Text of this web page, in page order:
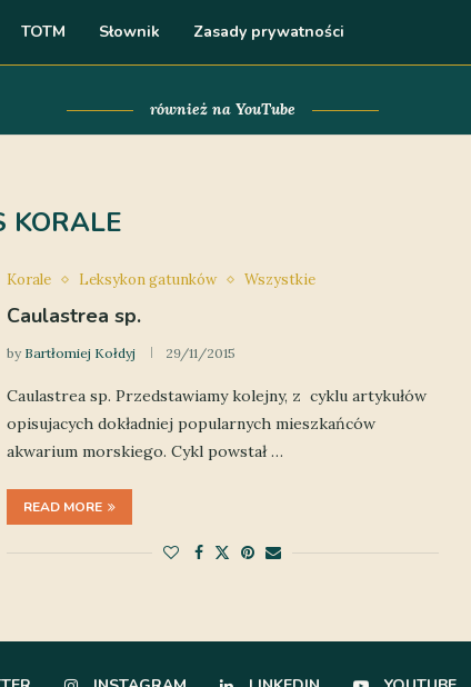
TOTM Słownik Zasady prywatności
również na YouTube
KORALE
Korale Leksykon gatunków Wszystkie
Caulastrea sp.
by Bartłomiej Kołdyj 29/11/2015
Caulastrea sp. Przedstawiamy kolejny, z cyklu artykułów
opisujacych dokładniej popularnych mieszkańców
akwarium morskiego. Cykl powstał …
READ MORE